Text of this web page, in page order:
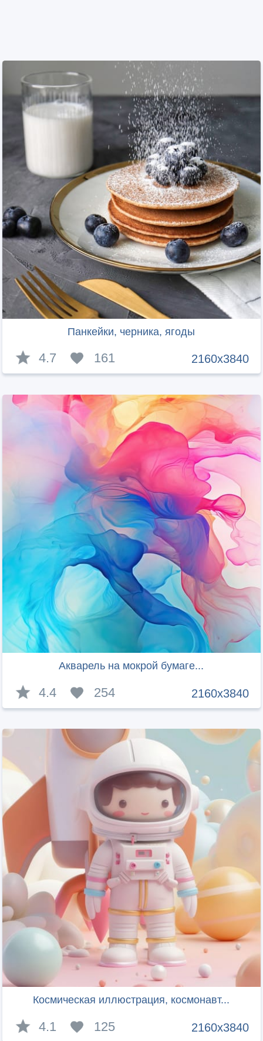
Панкейки, черника, ягоды
2160x3840
4.7 161
Акварель на мокрой бумаге...
2160x3840
4.4 254
Космическая иллюстрация, космонавт...
2160x3840
4.1 125